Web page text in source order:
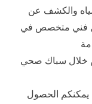
والكشف عن
فني متخصص في
خلال سباك صحي
الحصول